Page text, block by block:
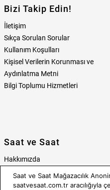
Bizi Takip Edin!
İletişim
Sıkça Sorulan Sorular
Kullanım Koşulları
Kişisel Verilerin Korunması ve
Aydınlatma Metni
Bilgi Toplumu Hizmetleri
Saat ve Saat
Hakkımızda
Mağazalar
Saat ve Saat Mağazacılık
saatvesaat.com.tr aracılığıyla